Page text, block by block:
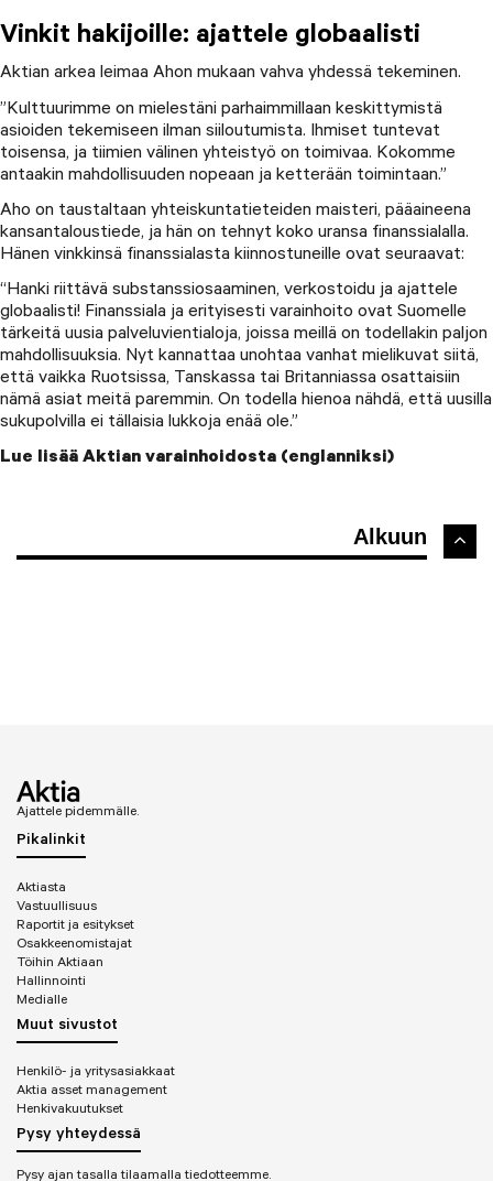
Vinkit hakijoille: ajattele globaalisti
Aktian arkea leimaa Ahon mukaan vahva yhdessä tekeminen.
”Kulttuurimme on mielestäni parhaimmillaan keskittymistä
asioiden tekemiseen ilman siiloutumista. Ihmiset tuntevat
toisensa, ja tiimien välinen yhteistyö on toimivaa. Kokomme
antaakin mahdollisuuden nopeaan ja ketterään toimintaan.”
Aho on taustaltaan yhteiskuntatieteiden maisteri, pääaineena
kansantaloustiede, ja hän on tehnyt koko uransa finanssialalla.
Hänen vinkkinsä finanssialasta kiinnostuneille ovat seuraavat:
“Hanki riittävä substanssiosaaminen, verkostoidu ja ajattele
globaalisti! Finanssiala ja erityisesti varainhoito ovat Suomelle
tärkeitä uusia palveluvientialoja, joissa meillä on todellakin paljon
mahdollisuuksia. Nyt kannattaa unohtaa vanhat mielikuvat siitä,
että vaikka Ruotsissa, Tanskassa tai Britanniassa osattaisiin
nämä asiat meitä paremmin. On todella hienoa nähdä, että uusilla
sukupolvilla ei tällaisia lukkoja enää ole.”
Lue lisää Aktian varainhoidosta (englanniksi)
Alkuun
Ajattele pidemmälle.
Pikalinkit
Aktiasta
Vastuullisuus
Raportit ja esitykset
Osakkeenomistajat
Töihin Aktiaan
Hallinnointi
Medialle
Muut sivustot
Henkilö- ja yritysasiakkaat
Aktia asset management
Henkivakuutukset
Pysy yhteydessä
Pysy ajan tasalla tilaamalla tiedotteemme.